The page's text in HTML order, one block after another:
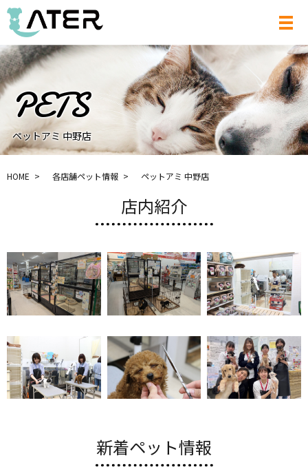
メ
ペットアミ 中野店
HOME 各店舗ペット情報 ペットアミ 中野店
店内紹介
新着ペット情報